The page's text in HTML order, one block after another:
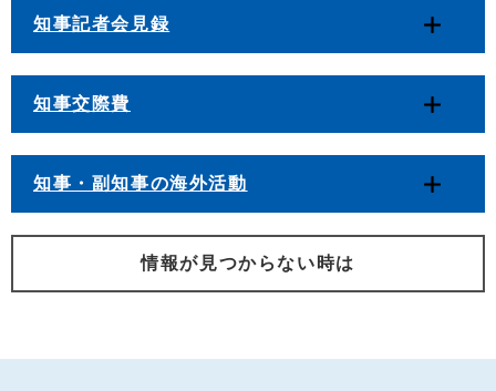
知事記者会見録
知事交際費
知事・副知事の海外活動
情報が見つからない時は